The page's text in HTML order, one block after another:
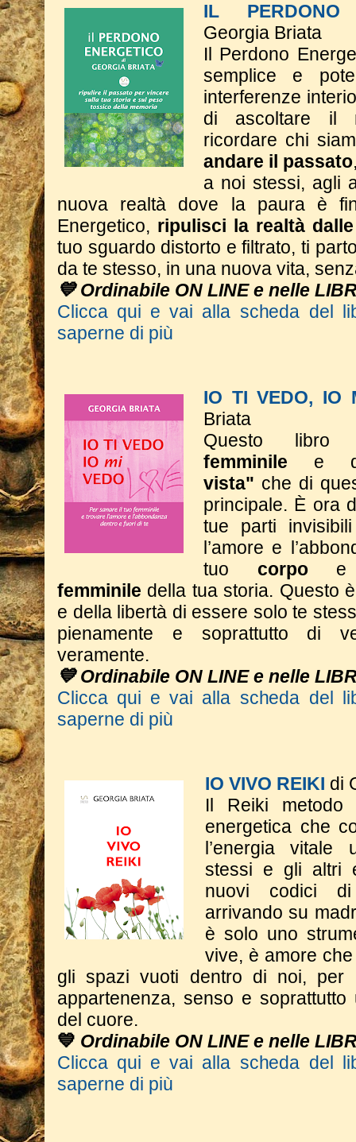
IL PERDONO
Georgia Briata
Il Perdono
semplice e
interferenze
di ascoltare il
ricordare chi
andare il passato
a noi stessi, agli
nuova realtà dove la paura è
Energetico, ripulisci la realtà
tuo sguardo distorto e filtrato, ti
da te stesso, in una nuova vita,
💙 Ordinabile ON LINE e nelle
Clicca qui e vai alla scheda del
saperne di più
IO TI VEDO, IO
Briata
Questo libro
femminile e
vista" che di
principale. È ora
tue parti
l’amore e
tuo corpo
femminile della tua storia. Questo
e della libertà di essere solo te
pienamente e soprattutto di
veramente.
💙 Ordinabile ON LINE e nelle
Clicca qui e vai alla scheda del
saperne di più
IO VIVO REIKI di
Il Reiki
energetica che
l’energia vitale
stessi e gli altri
nuovi codici
arrivando su
è solo uno
vive, è amore
gli spazi vuoti dentro di noi, per
appartenenza, senso e
del cuore.
💙 Ordinabile ON LINE e nelle
Clicca qui e vai alla scheda del
saperne di più